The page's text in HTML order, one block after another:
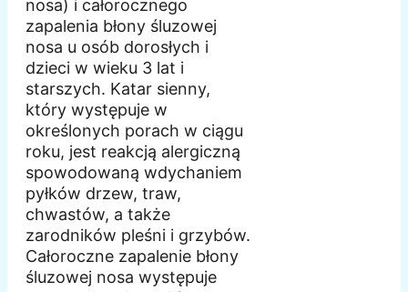
nosa) i całorocznego
zapalenia błony śluzowej
nosa u osób dorosłych i
dzieci w wieku 3 lat i
starszych. Katar sienny,
który występuje w
określonych porach w ciągu
roku, jest reakcją alergiczną
spowodowaną wdychaniem
pyłków drzew, traw,
chwastów, a także
zarodników pleśni i grzybów.
Całoroczne zapalenie błony
śluzowej nosa występuje